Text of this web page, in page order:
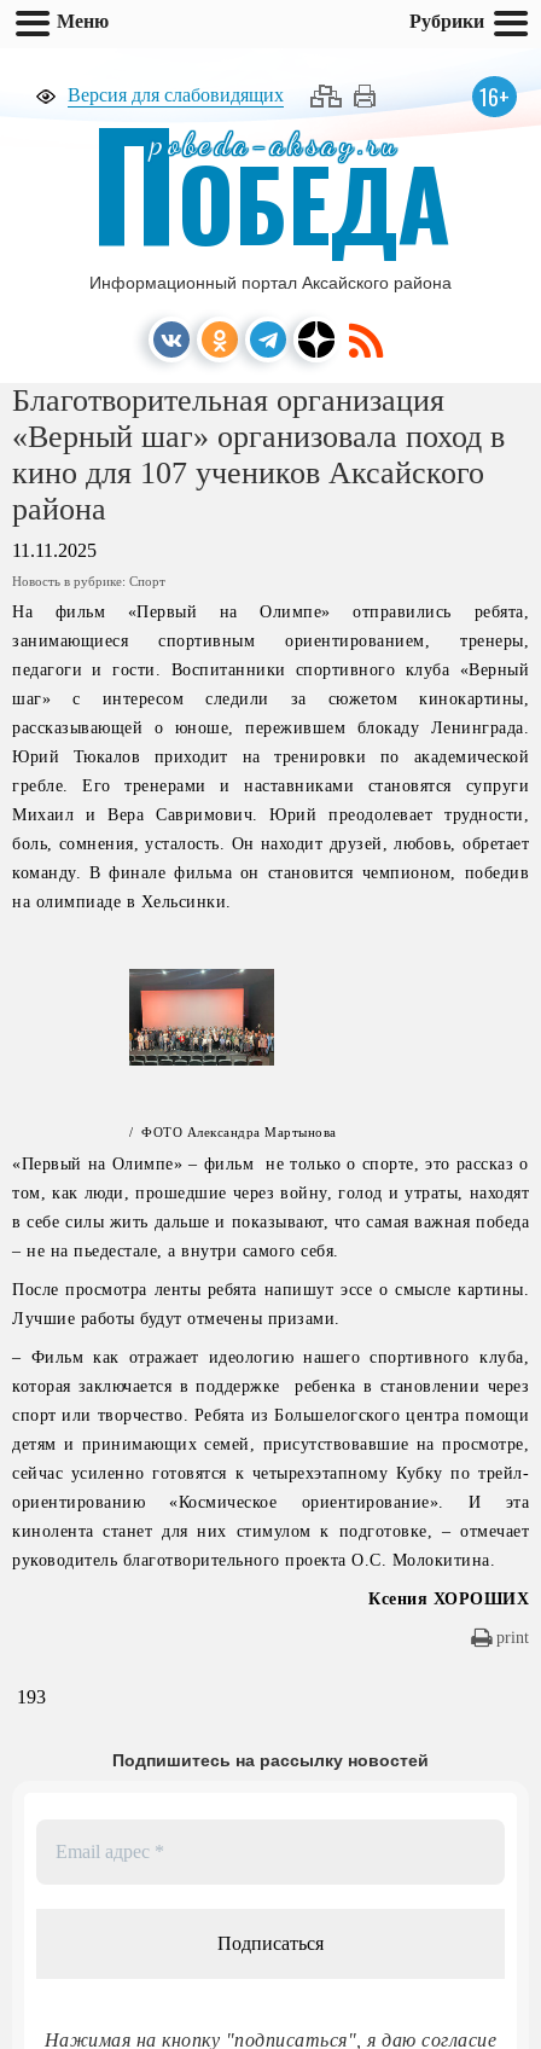
Версия для слабовидящих 16+
pobeda-aksay.ru
ПОБЕДА
Информационный портал Аксайского района
Благотворительная организация
«Верный шаг» организовала поход в
кино для 107 учеников Аксайского
района
11.11.2025
Новость в рубрике: Спорт
На фильм «Первый на Олимпе» отправились ребята,
занимающиеся спортивным ориентированием, тренеры,
педагоги и гости. Воспитанники спортивного клуба «Верный
шаг» с интересом следили за сюжетом кинокартины,
рассказывающей о юноше, пережившем блокаду Ленинграда.
Юрий Тюкалов приходит на тренировки по академической
гребле. Его тренерами и наставниками становятся супруги
Михаил и Вера Савримович. Юрий преодолевает трудности,
боль, сомнения, усталость. Он находит друзей, любовь, обретает
команду. В финале фильма он становится чемпионом, победив
на олимпиаде в Хельсинки.
/ ФОТО Александра Мартынова
«Первый на Олимпе» – фильм не только о спорте, это рассказ о
том, как люди, прошедшие через войну, голод и утраты, находят
в себе силы жить дальше и показывают, что самая важная победа
– не на пьедестале, а внутри самого себя.
После просмотра ленты ребята напишут эссе о смысле картины.
Лучшие работы будут отмечены призами.
– Фильм как отражает идеологию нашего спортивного клуба,
которая заключается в поддержке ребенка в становлении через
спорт или творчество. Ребята из Большелогского центра помощи
детям и принимающих семей, присутствовавшие на просмотре,
сейчас усиленно готовятся к четырехэтапному Кубку по трейл-
ориентированию «Космическое ориентирование». И эта
кинолента станет для них стимулом к подготовке, – отмечает
руководитель благотворительного проекта О.С. Молокитина.
Ксения ХОРОШИХ
print
193
Подпишитесь на рассылку новостей
Нажимая на кнопку "подписаться", я даю согласие
Меню Рубрики